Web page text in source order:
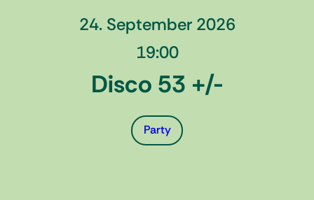
24. September 2026
19:00
Disco 53 +/-
Party